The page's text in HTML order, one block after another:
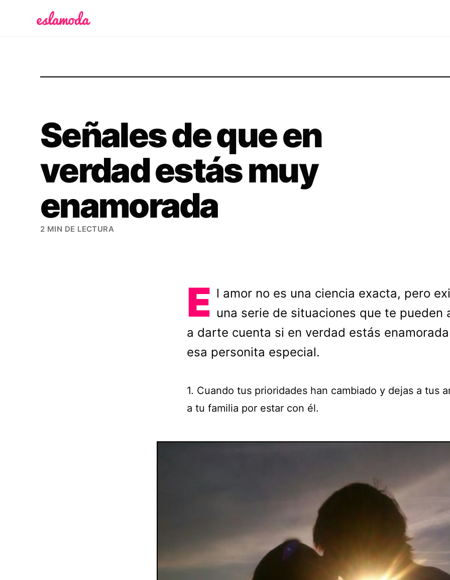
Señales de que en
verdad estás muy
enamorada
2 MIN DE LECTURA
E l amor no es una ciencia exacta, pero
una serie de situaciones que te pueden
a darte cuenta si en verdad estás
esa personita especial.
1. Cuando tus prioridades han cambiado y dejas a tus
a tu familia por estar con él.